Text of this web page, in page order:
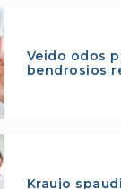
Veido odos
bendrosios
Kraujo